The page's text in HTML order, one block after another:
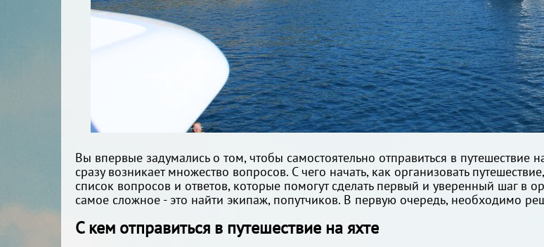
Вы впервые задумались о том, чтобы самостоятельно отправиться в путешествие
сразу возникает множество вопросов. С чего начать, как организовать
список вопросов и ответов, которые помогут сделать первый и уверенный шаг в
самое сложное - это найти экипаж, попутчиков. В первую очередь, необходимо
С кем отправиться в путешествие на яхте